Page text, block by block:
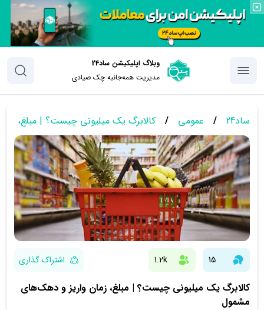
وبلاگ اپلیکیشن ساد24
مدیریت همه‌جانبه چک‌ صیادی
ساد24 / عمومی / کالابرگ یک میلیونی چیست؟ | مبلغ،
15
1.2k اشتراک گذاری
کالابرگ یک میلیونی چیست؟ | مبلغ، زمان واریز و دهک‌های
مشمول